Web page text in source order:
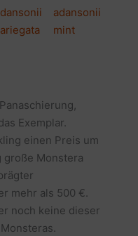
adansonii
mint
Exemplar.
einen Preis um
große Monstera
mehr als 500 €.
noch keine dieser